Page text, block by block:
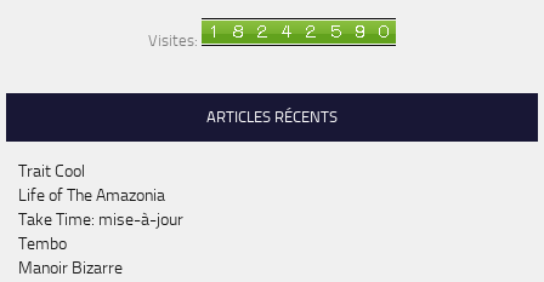
Visites:
ARTICLES RÉCENTS
Trait Cool
Life of The Amazonia
Take Time: mise-à-jour
Tembo
Manoir Bizarre